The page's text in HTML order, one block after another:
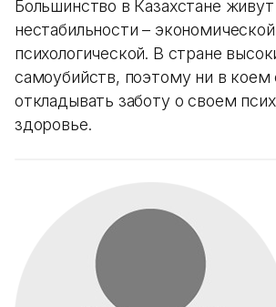
Большинство в Казахстане
нестабильности –
психологической. В стране
самоубийств, поэтому ни в коем
откладывать заботу о своем
здоровье.